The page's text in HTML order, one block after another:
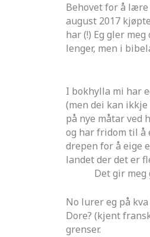
Behovet for å lære
august 2017
har (!) Eg gler
lenger, men i
I bokhylla mi har
(men dei kan ikkje
på nye måtar ved
og har fridom til å
drepen for å eige
landet der det er
Det gir meg
No lurer eg på
Dore? (kjent
grenser.